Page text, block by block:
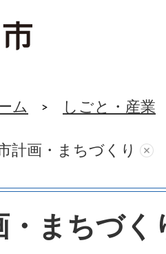
ム しごと・産業
計画・まちづくり
・まちづく